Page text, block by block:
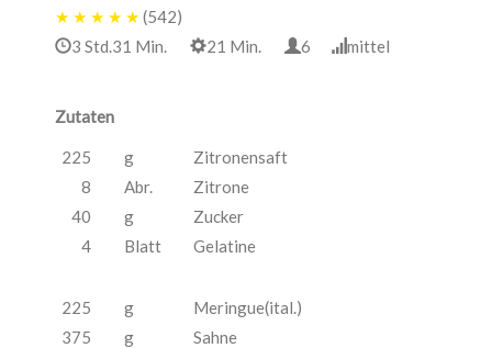
★ ★ ★ ★ ★ (542)
3 Std.31 Min.
21 Min. 6 mittel
Zutaten
225 g
Zitronensaft
8
Abr.
Zitrone
40
g
Zucker
4
Blatt Gelatine
225 g
Meringue(ital.)
375
g
Sahne